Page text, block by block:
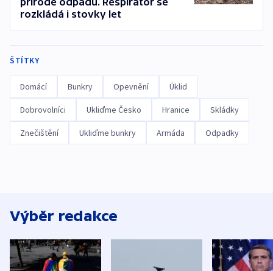
rozkládá i stovky let
ŠTÍTKY
Domácí Bunkry Opevnění Úklid
Dobrovolníci Ukliďme Česko Hranice Skládky
Znečištění Ukliďme bunkry Armáda Odpadky
Výběr redakce